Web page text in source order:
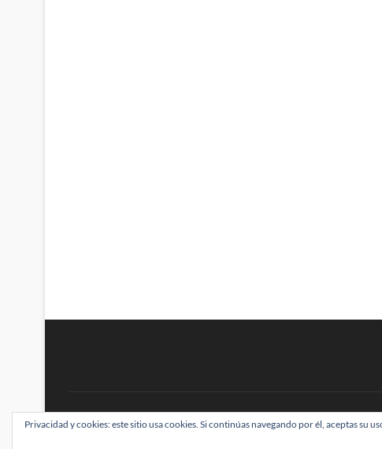
BRAINSTOMPING| Diseñado por:Theme Freesia|WordPress| © Todos
Privacidad y cookies: este sitio usa cookies. Si continúas navegando por él, aceptas su